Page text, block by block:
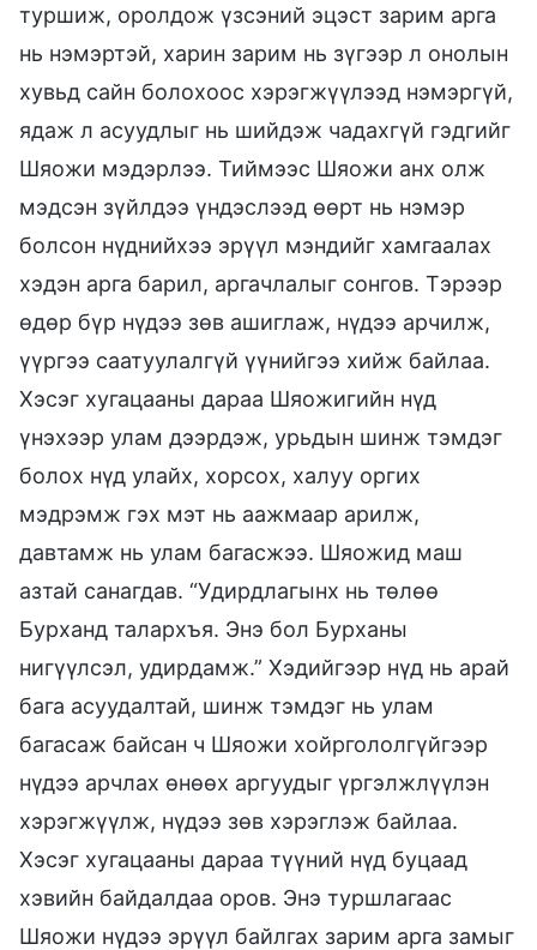
туршиж, оролдож үзсэний эцэст зарим арга
нь нэмэртэй, харин зарим нь зүгээр л онолын
хувьд сайн болохоос хэрэгжүүлээд нэмэргүй,
ядаж л асуудлыг нь шийдэж чадахгүй гэдгийг
Шяожи мэдэрлээ. Тиймээс Шяожи анх олж
мэдсэн зүйлдээ үндэслээд өөрт нь нэмэр
болсон нүднийхээ эрүүл мэндийг хамгаалах
хэдэн арга барил, аргачлалыг сонгов. Тэрээр
өдөр бүр нүдээ зөв ашиглаж, нүдээ арчилж,
үүргээ саатуулалгүй үүнийгээ хийж байлаа.
Хэсэг хугацааны дараа Шяожигийн нүд
үнэхээр улам дээрдэж, урьдын шинж тэмдэг
болох нүд улайх, хорсох, халуу оргих
мэдрэмж гэх мэт нь аажмаар арилж,
давтамж нь улам багасжээ. Шяожид маш
азтай санагдав. “Удирдлагынх нь төлөө
Бурханд талархъя. Энэ бол Бурханы
нигүүлсэл, удирдамж.” Хэдийгээр нүд нь арай
бага асуудалтай, шинж тэмдэг нь улам
багасаж байсан ч Шяожи хойргололгүйгээр
нүдээ арчлах өнөөх аргуудыг үргэлжлүүлэн
хэрэгжүүлж, нүдээ зөв хэрэглэж байлаа.
Хэсэг хугацааны дараа түүний нүд буцаад
хэвийн байдалдаа оров. Энэ туршлагаас
Шяожи нүдээ эрүүл байлгах зарим арга замыг